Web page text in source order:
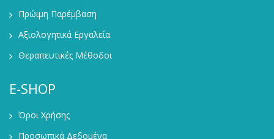
Πρώιμη Παρέμβαση
Αξιολογητικά Εργαλεία
Θεραπευτικές Μέθοδοι
E-SHOP
Όροι Χρήσης
Προσωπικά Δεδομένα